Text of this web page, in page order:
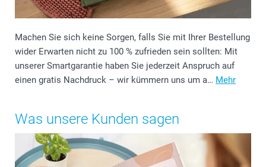
Machen Sie sich keine Sorgen, falls Sie mit Ihrer Bestellung
wider Erwarten nicht zu 100 % zufrieden sein sollten: Mit
unserer Smartgarantie haben Sie jederzeit Anspruch auf
einen gratis Nachdruck – wir kümmern uns um a… Mehr
Was unsere Kunden sagen